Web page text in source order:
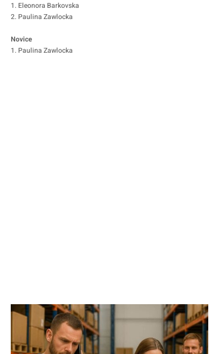
1. Eleonora Barkovska
2. Paulina Zawlocka
Novice
1. Paulina Zawlocka